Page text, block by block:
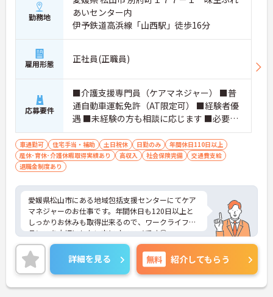
勤務地
あいセンター内
伊予鉄道高浜線「山西駅」徒歩16分
雇用形態 正社員(正職員)
応募要件
■介護支援専門員（ケアマネジャー） ■普
通自動車運転免許（AT限定可） ■経験者優
遇 ■未経験の方も相談に応じます ■必要な
ＰＣスキル：ワード・エクセルの基本操作
車通勤可 住宅手当・補助 土日祝休 日勤のみ
年間休日110日以上
産休･育休･介護休暇取得実績あり
高収入 社会保険完備
交通費支給
退職金制度あり
愛媛県松山市にある地域包括支援センターにてケア
マネジャーのお仕事です。年間休日も120日以上と
しっかりお休みも取得出来るので、ワークライフバ
ランスを大切にしたい方にオススメです◎
ご興味ある方には、面接対策ポイントなど、さらに
詳細をお話しいたしますのでお気軽にご相談くださ
い。
詳細を見る 無料 紹介してもらう